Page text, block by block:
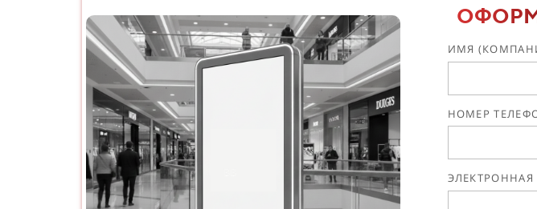
ИМЯ
НОМЕР
ЭЛЕКТРОННАЯ